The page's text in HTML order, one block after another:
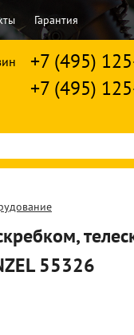
Гарантия
+7 (495)
+7 (495)
55326